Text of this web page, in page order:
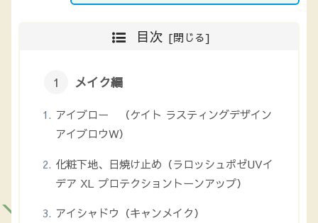
目次
メイク編
アイブロー （ケイト ラスティングデザイン
アイブロウW）
化粧下地、日焼け止め（ラロッシュポゼUVイ
デア XL プロテクショントーンアップ）
アイシャドウ（キャンメイク）